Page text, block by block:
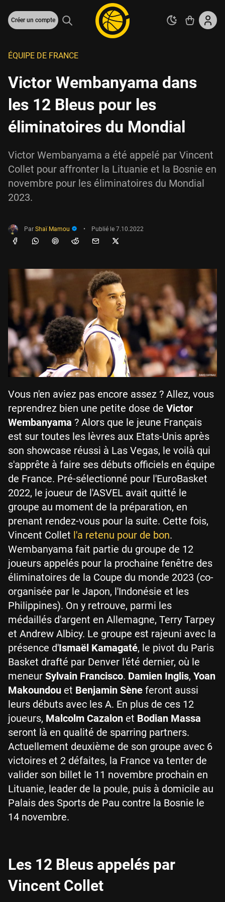
Créer un compte
ÉQUIPE DE FRANCE
Victor Wembanyama dans
les 12 Bleus pour les
éliminatoires du Mondial
Victor Wembanyama a été appelé par Vincent
Collet pour affronter la Lituanie et la Bosnie en
novembre pour les éliminatoires du Mondial
2023.
Par Shaï Mamou • Publié le 7.10.2022
Vous n'en aviez pas encore assez ? Allez, vous
reprendrez bien une petite dose de Victor
Wembanyama ? Alors que le jeune Français
est sur toutes les lèvres aux Etats-Unis après
son showcase réussi à Las Vegas, le voilà qui
s'apprête à faire ses débuts officiels en équipe
de France. Pré-sélectionné pour l'EuroBasket
2022, le joueur de l'ASVEL avait quitté le
groupe au moment de la préparation, en
prenant rendez-vous pour la suite. Cette fois,
Vincent Collet l'a retenu pour de bon.
Wembanyama fait partie du groupe de 12
joueurs appelés pour la prochaine fenêtre des
éliminatoires de la Coupe du monde 2023 (co-
organisée par le Japon, l'Indonésie et les
Philippines). On y retrouve, parmi les
médaillés d'argent en Allemagne, Terry Tarpey
et Andrew Albicy. Le groupe est rajeuni avec la
présence d'Ismaël Kamagaté, le pivot du Paris
Basket drafté par Denver l'été dernier, où le
meneur Sylvain Francisco. Damien Inglis, Yoan
Makoundou et Benjamin Sène feront aussi
leurs débuts avec les A. En plus de ces 12
joueurs, Malcolm Cazalon et Bodian Massa
seront là en qualité de sparring partners.
Actuellement deuxième de son groupe avec 6
victoires et 2 défaites, la France va tenter de
valider son billet le 11 novembre prochain en
Lituanie, leader de la poule, puis à domicile au
Palais des Sports de Pau contre la Bosnie le
14 novembre.
Les 12 Bleus appelés par
Vincent Collet